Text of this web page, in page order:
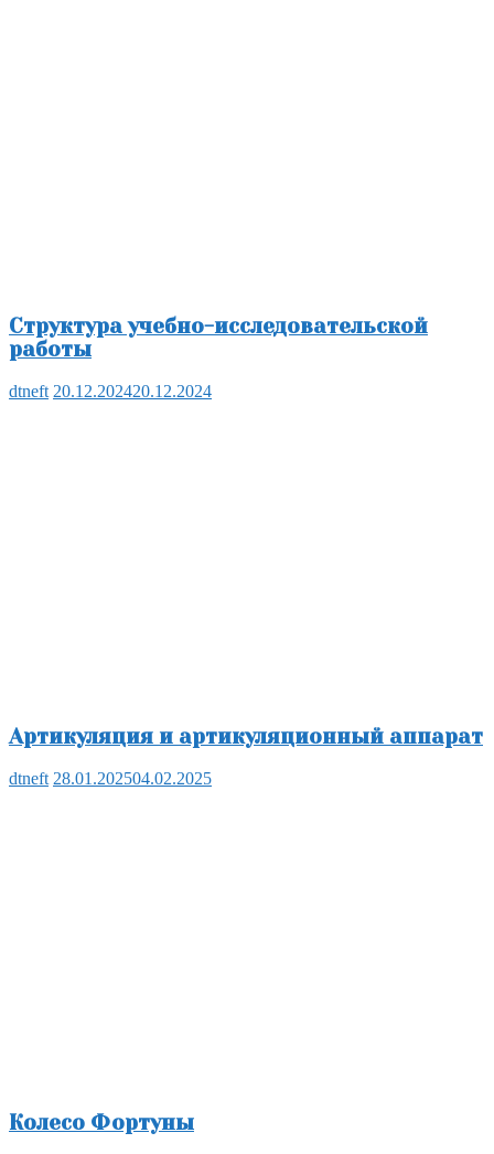
Структура учебно-исследовательской
работы
dtneft 20.12.202420.12.2024
Артикуляция и артикуляционный аппарат
dtneft 28.01.202504.02.2025
Колесо Фортуны